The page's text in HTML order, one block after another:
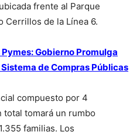
frente al Parque
Cerrillos de la Línea 6.
Pymes: Gobierno Promulga
de Compras Públicas
compuesto por 4
tomará un rumbo
familias. Los